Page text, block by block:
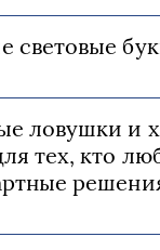
световые
ловушки и
тех, кто